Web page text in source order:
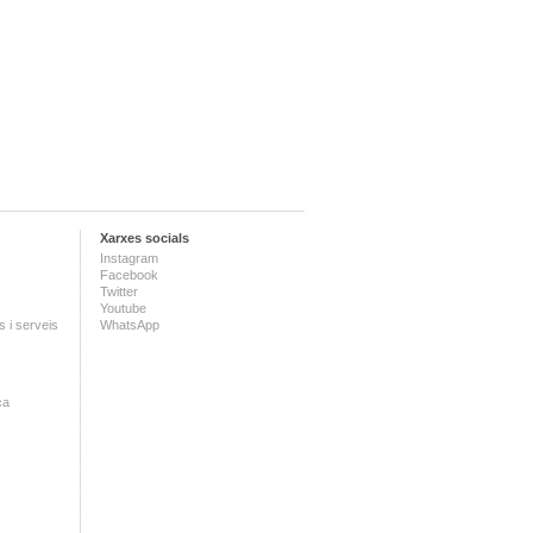
i serveis
Xarxes socials
Instagram
Facebook
Twitter
Youtube
WhatsApp